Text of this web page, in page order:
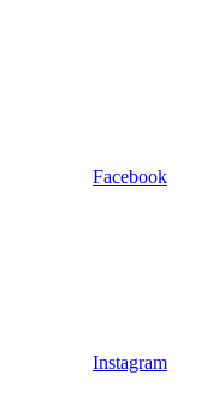
Facebook
Instagram